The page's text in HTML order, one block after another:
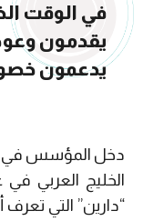
في الوقت
يقدمون
يدعمون
دخل المؤسس في
“دارين” التي